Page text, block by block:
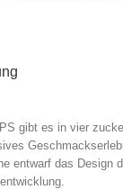
gibt es in vier
entwarf das Design